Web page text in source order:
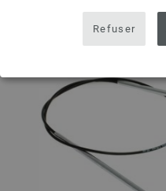
Refuser